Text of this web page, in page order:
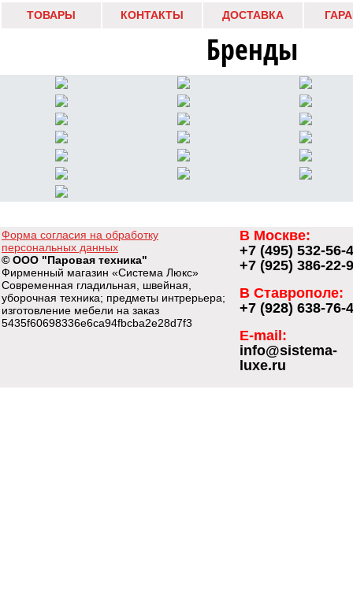
ТОВАРЫ КОНТАКТЫ ДОСТАВКА
Бренды
Форма согласия на обработку
персональных данных
© ООО "Паровая техника"
Фирменный магазин «Система Люкс»
Современная гладильная, швейная,
уборочная техника; предметы интрерьера;
изготовление мебели на заказ
5435f60698336e6ca94fbcba2e28d7f3
В Москве:
+7 (495) 532-56-
+7 (925) 386-22-
В Ставрополе:
+7 (928) 638-76-
E-mail:
info@sistema-
luxe.ru